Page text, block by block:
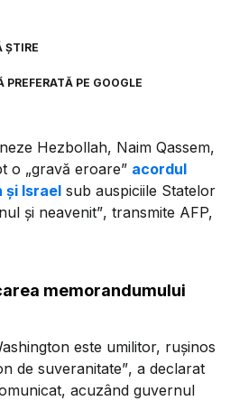
ȘTIRE
PE GOOGLE
Hezbollah, Naim Qassem,
o „gravă eroare” acordul
și Israel sub auspiciile Statelor
și neavenit”, transmite AFP,
memorandumului
este umilitor, rușinos
de suveranitate”, a declarat
acuzând guvernul